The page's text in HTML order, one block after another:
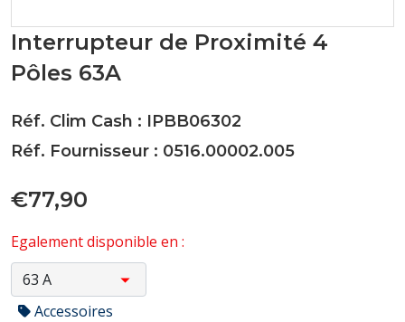
Interrupteur de Proximité 4
Pôles 63A
Réf. Clim Cash : IPBB06302
Réf. Fournisseur : 0516.00002.005
€77,90
Egalement disponible en :
Accessoires